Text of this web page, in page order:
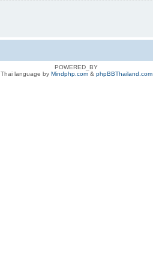
POWERED_BY
Thai language by Mindphp.com& phpBBThailand.com